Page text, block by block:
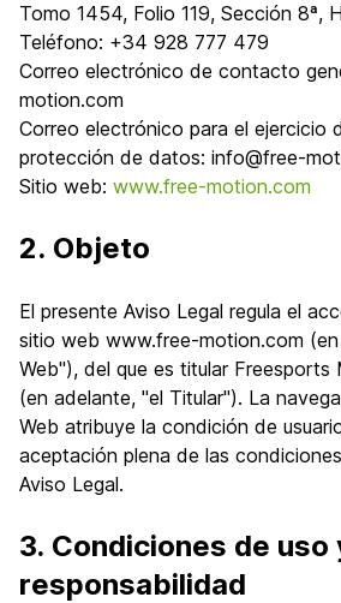
Tomo 1454, Folio 119, Sección 8ª,
Teléfono: +34 928 777 479
Correo electrónico de contacto
motion.com
Correo electrónico para el ejercicio
protección de datos: info@free-
Sitio web: www.free-motion.com
2. Objeto
El presente Aviso Legal regula el
sitio web www.free-motion.com
Web"), del que es titular Freesports
(en adelante, "el Titular"). La
Web atribuye la condición de
aceptación plena de las
Aviso Legal.
3. Condiciones de uso
responsabilidad